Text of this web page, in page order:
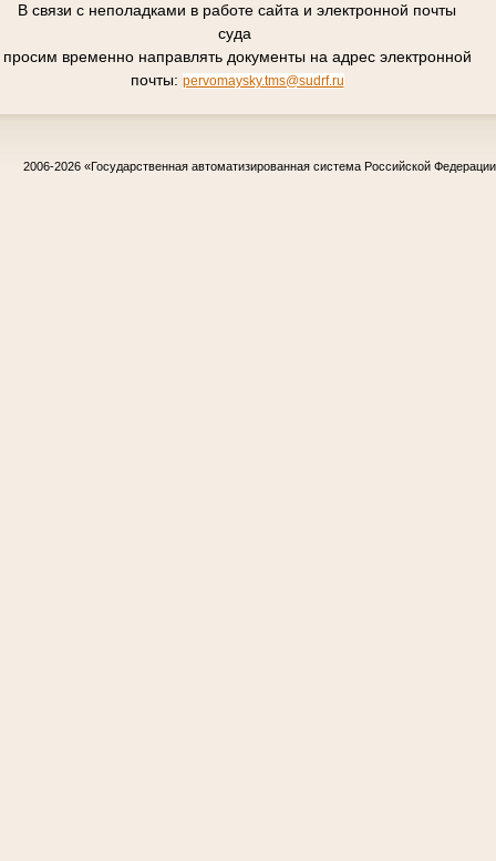
В связи с неполадками в работе сайта и электронной почты
суда
просим временно направлять документы на адрес электронной
почты: pervomaysky.tms@sudrf.ru
2006-2026 «Государственная автоматизированная система Российской